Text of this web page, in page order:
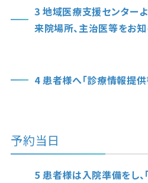
3 地域医療支援センターよ
来院場所、主治医等をお知
4 患者様へ「診療情報提供
予約当日
5 患者様は入院準備をし、